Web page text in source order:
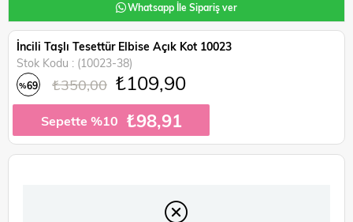
Whatsapp İle Sipariş ver
İncili Taşlı Tesettür Elbise Açık Kot 10023
Stok Kodu
(10023-38)
%69 ₺350,00 ₺109,90
Sepette %10 ₺98,91